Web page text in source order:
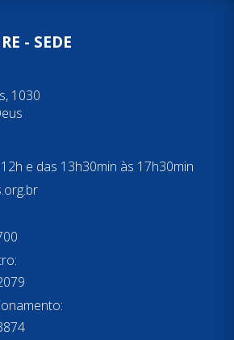
- SEDE
1030
e das 13h30min às 17h30min